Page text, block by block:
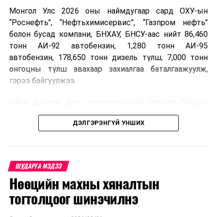
УНШСАН: 1732
Үс шинээр үргээлгэх буюу засуулахад тохиромжгүй
ӨМНӨХ МЭДЭЭ
Монгол Улс 2026 оны наймдугаар сард ОХУ-ын
“Роснефть”, “Нефтьхимисервис”, “Газпром нефть”
болон бусад компани, БНХАУ, БНСУ-аас нийт 86,460
тонн АИ-92 автобензин, 1,280 тонн АИ-95
автобензин, 178,650 тонн дизель түлш, 7,000 тонн
онгоцны түлш авахаар захиалгаа баталгаажуулж,
гэрээ байгуулжээ.
Орос, Украины дайнаас шалтгаалсан газрын тосны
үнийн өсөлт дэлхийн зах зээлд буураагүй байна.
дахин өсөж, ОХУ болон бусад эх үүсвэрээс худалдан
авах шатахууны үнэ 1,200-2,000 ам.долларт хүрчээ.
Иймд дотоодын зах зээл дэх үнийн өсөлтийг
сааруулахын тулд гаалийн болон онцгой албан
татварыг тэглэх шаардлага үүссэнийг салбарын сайд
ДЭЛГЭРЭНГҮЙ УНШИХ
ШУДАРГА МЭДЭЭ
Нөөцийн махны хяналтын
тогтолцоог шинэчилнэ